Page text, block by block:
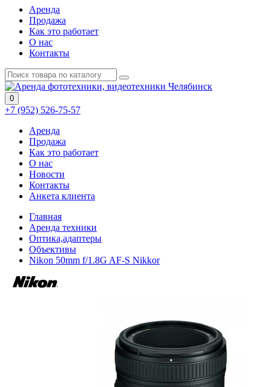
Аренда
Продажа
Как это работает
О нас
Контакты
0
+7 (952) 526-75-57
Аренда
Продажа
Как это работает
О нас
Новости
Контакты
Анкета клиента
Главная
Аренда техники
Оптика,адаптеры
Объективы
Nikon 50mm f/1.8G AF-S Nikkor